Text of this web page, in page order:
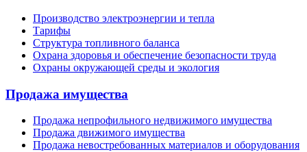
Производство электроэнергии и тепла
Тарифы
Структура топливного баланса
Охрана здоровья и обеспечение безопасности труда
Охраны окружающей среды и экология
Продажа имущества
Продажа непрофильного недвижимого имущества
Продажа движимого имущества
Продажа невостребованных материалов и оборудования